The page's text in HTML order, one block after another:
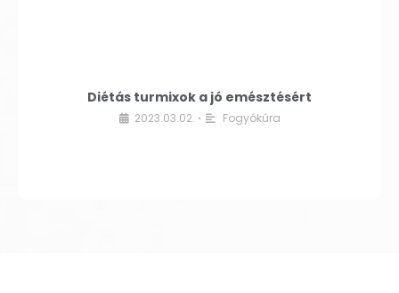
Diétás turmixok a jó emésztésért
2023.03.02. • Fogyókúra